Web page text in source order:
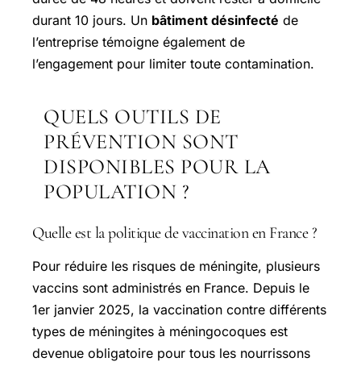
durant 10 jours. Un bâtiment désinfecté de
l’entreprise témoigne également de
l’engagement pour limiter toute contamination.
QUELS OUTILS DE
PRÉVENTION SONT
DISPONIBLES POUR LA
POPULATION ?
Quelle est la politique de vaccination en France ?
Pour réduire les risques de méningite, plusieurs
vaccins sont administrés en France. Depuis le
1er janvier 2025, la vaccination contre différents
types de méningites à méningocoques est
devenue obligatoire pour tous les nourrissons